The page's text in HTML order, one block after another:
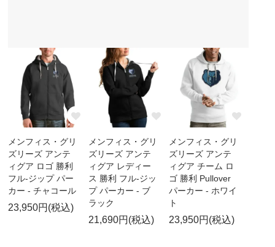
メンフィス・グリ
ズリーズ アンテ
ィグア ロゴ 勝利
フル-ジップ パー
カー - チャコール
23,950円(税込)
メンフィス・グリ
ズリーズ アンテ
ィグア レディー
ス 勝利 フル-ジッ
プ パーカー - ブ
ラック
21,690円(税込)
メンフィス・グリ
ズリーズ アンテ
ィグア チーム ロ
ゴ 勝利 Pullover
パーカー - ホワイ
ト
23,950円(税込)